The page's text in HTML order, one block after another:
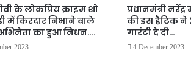
के लोकप्रिय क्राइम शो
में किरदार निभाने वाले
का हुआ निधन….
2023
प्रधानमंत्री
की इस हैट्रिक ने
गारंटी दे दी…
4 December 2023